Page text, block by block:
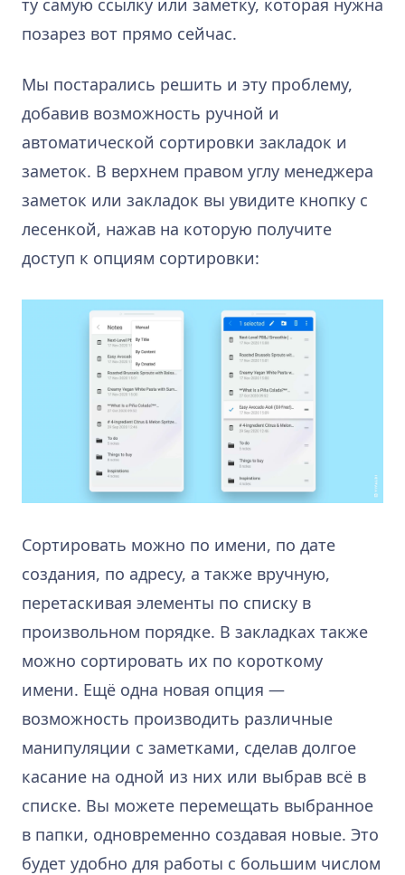
позарез вот прямо сейчас.
Мы постарались решить и эту проблему,
добавив возможность ручной и
автоматической сортировки закладок и
заметок. В верхнем правом углу менеджера
заметок или закладок вы увидите кнопку с
лесенкой, нажав на которую получите
доступ к опциям сортировки:
Сортировать можно по имени, по дате
создания, по адресу, а также вручную,
перетаскивая элементы по списку в
произвольном порядке. В закладках также
можно сортировать их по короткому
имени. Ещё одна новая опция —
возможность производить различные
манипуляции с заметками, сделав долгое
касание на одной из них или выбрав всё в
списке. Вы можете перемещать выбранное
в папки, одновременно создавая новые. Это
будет удобно для работы с большим числом